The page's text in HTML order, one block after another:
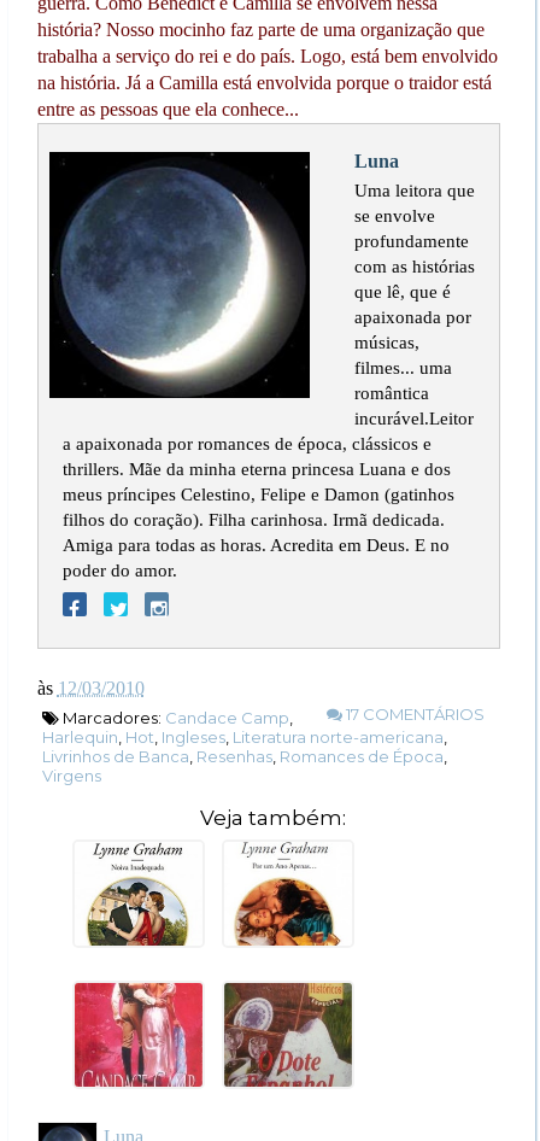
história? Nosso mocinho faz parte de uma organização que
trabalha a serviço do rei e do país. Logo, está bem envolvido
na história. Já a Camilla está envolvida porque o traidor está
entre as pessoas que ela conhece...
Luna
Uma leitora que
se envolve
profundamente
com as histórias
que lê, que é
apaixonada por
músicas,
filmes... uma
romântica
incurável.Leitor
a apaixonada por romances de época, clássicos e
thrillers. Mãe da minha eterna princesa Luana e dos
meus príncipes Celestino, Felipe e Damon (gatinhos
filhos do coração). Filha carinhosa. Irmã dedicada.
Amiga para todas as horas. Acredita em Deus. E no
poder do amor.
às 12/03/2010
17 COMENTÁRIOS
Marcadores: Candace Camp,
Harlequin, Hot, Ingleses, Literatura norte-americana,
Livrinhos de Banca, Resenhas, Romances de Época,
Virgens
Veja também: